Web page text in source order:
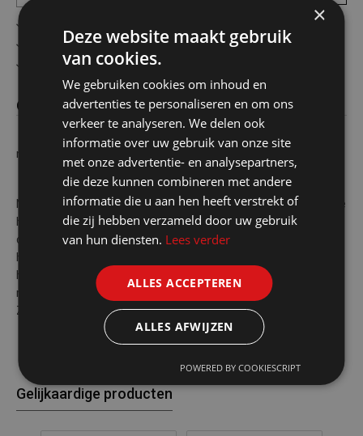
Veilig online betalen
Advies op maat
Omschrijving
nivea creme 150 ml
NIVEA Crème is een rijke en romige verzorging, geschikt voor alle
huidtypes en voor het hele gezin.EigenschappenGetest onder
dermatologisch toezicht.Indicaties …Gebruik het wanneer uw
huid extra voeding en milde verzorging nodig
heeft.GebruikGebruik het wanneer uw huid extra voeding en
milde verzorging nodig heeft.SamenstellingVerrijkt met Eucerit.
Zonder conserveermiddelen.
Gelijkaardige producten
×
Deze website maakt gebruik
van cookies.
We gebruiken cookies om inhoud en
advertenties te personaliseren en om ons
verkeer te analyseren. We delen ook
informatie over uw gebruik van onze site
met onze advertentie- en analysepartners,
die deze kunnen combineren met andere
informatie die u aan hen heeft verstrekt of
die zij hebben verzameld door uw gebruik
van hun diensten. Lees verder
ALLES ACCEPTEREN
ALLES AFWIJZEN
POWERED BY COOKIESCRIPT